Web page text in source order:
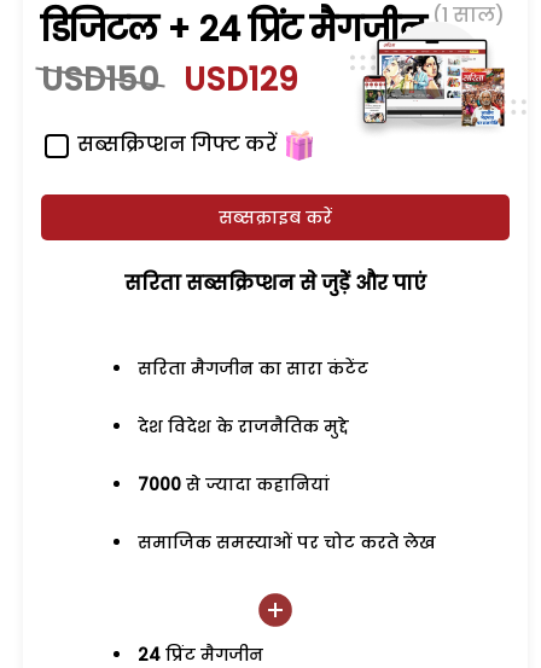
डिजिटल + 24 प्रिंट मैगजीन (1 साल)
USD150 USD129
सब्सक्रिप्शन गिफ्ट करें
सब्सक्राइब करें
सरिता सब्सक्रिप्शन से जुड़ेें और पाएं
सरिता मैगजीन का सारा कंटेंट
देश विदेश के राजनैतिक मुद्दे
7000 से ज्यादा कहानियां
समाजिक समस्याओं पर चोट करते लेख
24 प्रिंट मैगजीन